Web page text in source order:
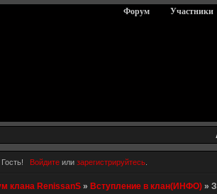
Форум Участники
Войдитеили зарегистрируйтесь.
клана RenissanS »Вступление в клан(ИНФО) »